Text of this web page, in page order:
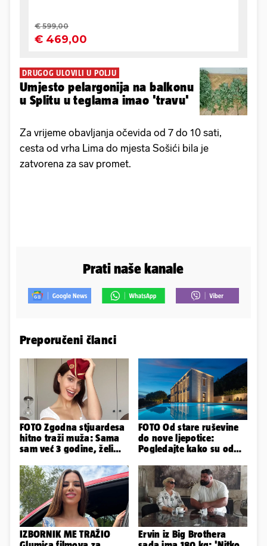
DRUGOG ULOVILI U POLJU
Umjesto pelargonija na balkonu
u Splitu u teglama imao 'travu'
Za vrijeme obavljanja očevida od 7 do 10 sati,
cesta od vrha Lima do mjesta Sošići bila je
zatvorena za sav promet.
Prati naše kanale
Preporučeni članci
FOTO Zgodna stjuardesa
hitno traži muža: Sama
sam već 3 godine, želim
FOTO Od stare ruševine
do nove ljepotice:
Pogledajte kako su od
napravili vilu
IZBORNIK ME TRAŽIO
Ervin iz Big Brothera